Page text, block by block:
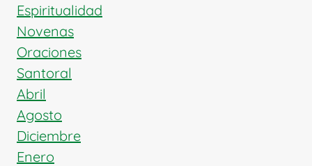
Espiritualidad
Novenas
Oraciones
Santoral
Abril
Agosto
Diciembre
Enero